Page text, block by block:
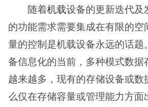
随着机载设备的更新迭代及
的功能需求需要集成在有限的空
量的控制是机载设备永远的话题
备信息化的当前，多种模式数据
越来越多，现有的存储设备或数
么仅在存储容量或管理能力方面